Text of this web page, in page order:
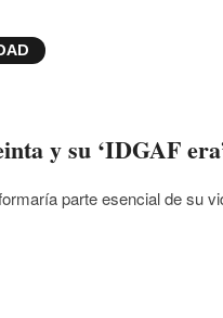
y su ‘IDGAF
parte esencial de su